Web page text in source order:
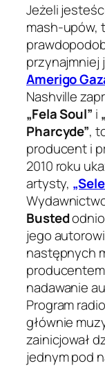
Jeżeli
mash-upów,
przynajmniej
Amerigo
Nashville
„Fela Soul” i
Pharcyde”,
producent i
2010 roku
artysty,
Busted
jego
następnych
nadawanie
Program
głównie
zainicjował
jednym pod